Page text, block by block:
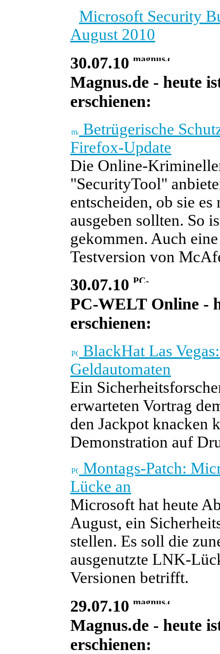
Microsoft Security
August 2010
30.07.10
Magnus.de - heute
erschienen:
Betrügerische
Firefox-Update
Die Online-
"SecurityTool"
entscheiden, ob sie
ausgeben sollten. So
gekommen. Auch
Testversion von
30.07.10
PC-WELT Online -
erschienen:
BlackHat Las
Geldautomaten
Ein
erwarteten Vortrag
den Jackpot knacken
Demonstration auf
Montags-Patch:
Lücke an
Microsoft hat heute
August, ein
stellen. Es soll die
ausgenutzte LNK-
Versionen betrifft.
29.07.10
Magnus.de - heute
erschienen: